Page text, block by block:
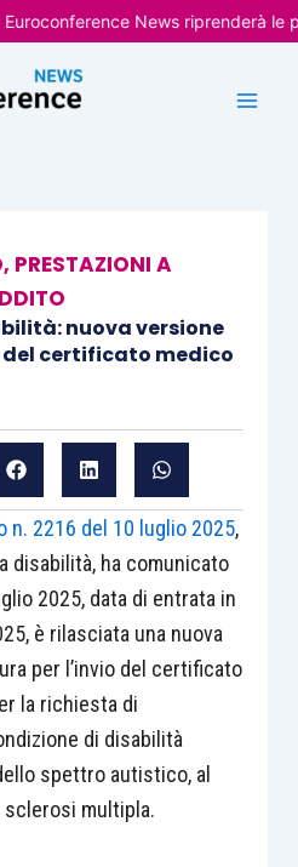
News riprenderà le
, PRESTAZIONI A
nuova versione
certificato medico
n. 2216 del 10 luglio 2025,
disabilità, ha comunicato
2025, data di entrata in
è rilasciata una nuova
per l’invio del certificato
la richiesta di
di disabilità
spettro autistico, al
sclerosi multipla.